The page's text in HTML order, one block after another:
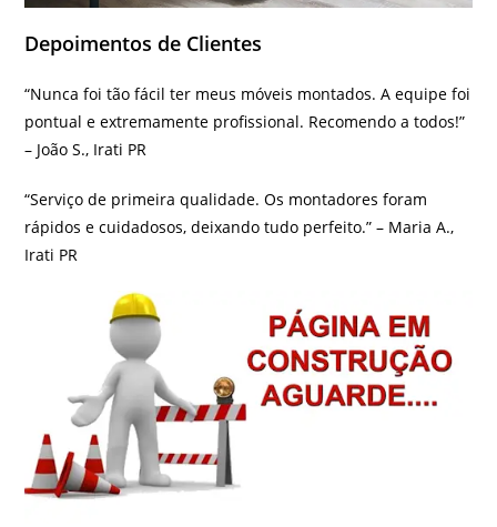
Depoimentos de Clientes
“Nunca foi tão fácil ter meus móveis montados. A equipe foi
pontual e extremamente profissional. Recomendo a todos!”
– João S., Irati PR
“Serviço de primeira qualidade. Os montadores foram
rápidos e cuidadosos, deixando tudo perfeito.” – Maria A.,
Irati PR